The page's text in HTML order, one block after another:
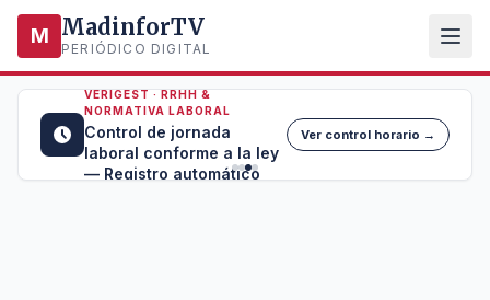
M MadinforTV
PERIÓDICO DIGITAL
VERIGEST · RRHH &
NORMATIVA LABORAL
Control de jornada
laboral conforme a la ley
— Registro automático
Ver control horario →